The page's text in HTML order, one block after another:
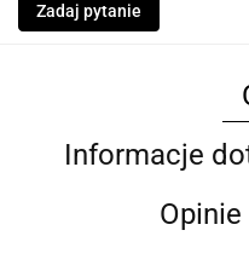
Zadaj pytanie
Informacje